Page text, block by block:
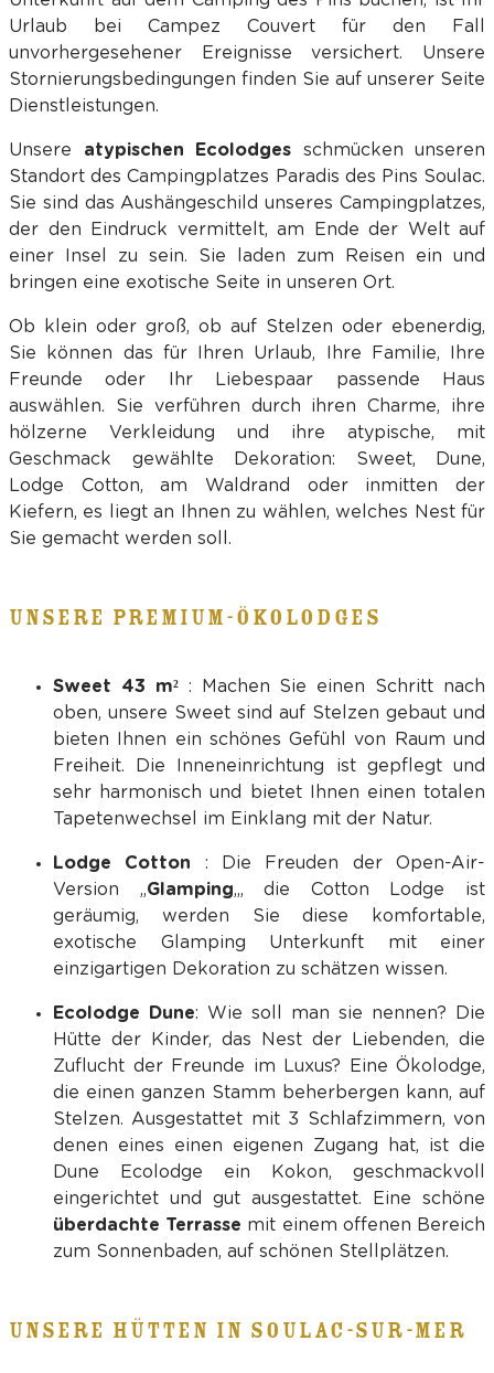
Urlaub bei Campez Couvert für den Fall
unvorhergesehener Ereignisse versichert. Unsere
Stornierungsbedingungen finden Sie auf unserer Seite
Dienstleistungen.
Unsere atypischen Ecolodges schmücken unseren
Standort des Campingplatzes Paradis des Pins Soulac.
Sie sind das Aushängeschild unseres Campingplatzes,
der den Eindruck vermittelt, am Ende der Welt auf
einer Insel zu sein. Sie laden zum Reisen ein und
bringen eine exotische Seite in unseren Ort.
Ob klein oder groß, ob auf Stelzen oder ebenerdig,
Sie können das für Ihren Urlaub, Ihre Familie, Ihre
Freunde oder Ihr Liebespaar passende Haus
auswählen. Sie verführen durch ihren Charme, ihre
hölzerne Verkleidung und ihre atypische, mit
Geschmack gewählte Dekoration: Sweet, Dune,
Lodge Cotton, am Waldrand oder inmitten der
Kiefern, es liegt an Ihnen zu wählen, welches Nest für
Sie gemacht werden soll.
UNSERE PREMIUM-ÖKOLODGES
Sweet 43 m²: Machen Sie einen Schritt nach
oben, unsere Sweet sind auf Stelzen gebaut und
bieten Ihnen ein schönes Gefühl von Raum und
Freiheit. Die Inneneinrichtung ist gepflegt und
sehr harmonisch und bietet Ihnen einen totalen
Tapetenwechsel im Einklang mit der Natur.
Lodge Cotton : Die Freuden der Open-Air-
Version „Glamping„, die Cotton Lodge ist
geräumig, werden Sie diese komfortable,
exotische Glamping Unterkunft mit einer
einzigartigen Dekoration zu schätzen wissen.
Ecolodge Dune: Wie soll man sie nennen? Die
Hütte der Kinder, das Nest der Liebenden, die
Zuflucht der Freunde im Luxus? Eine Ökolodge,
die einen ganzen Stamm beherbergen kann, auf
Stelzen. Ausgestattet mit 3 Schlafzimmern, von
denen eines einen eigenen Zugang hat, ist die
Dune Ecolodge ein Kokon, geschmackvoll
eingerichtet und gut ausgestattet. Eine schöne
überdachte Terrasse mit einem offenen Bereich
zum Sonnenbaden, auf schönen Stellplätzen.
UNSERE HÜTTEN IN SOULAC-SUR-MER